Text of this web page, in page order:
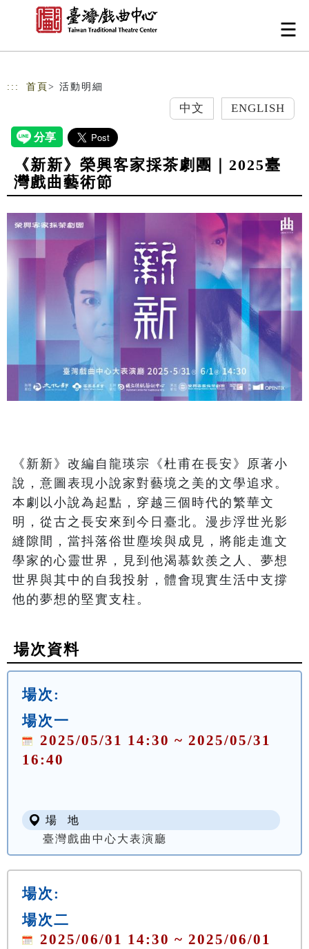
跳到主要內容
網站導覽
::: 首頁 > 活動明細
中文 ENGLISH
《新新》榮興客家採茶劇團｜2025臺
灣戲曲藝術節
《新新》改編自龍瑛宗《杜甫在長安》原著小
說，意圖表現小說家對藝境之美的文學追求。
本劇以小說為起點，穿越三個時代的繁華文
明，從古之長安來到今日臺北。漫步浮世光影
縫隙間，當抖落俗世塵埃與成見，將能走進文
學家的心靈世界，見到他渴慕欽羨之人、夢想
世界與其中的自我投射，體會現實生活中支撐
他的夢想的堅實支柱。
場次資料
場次:
場次一
2025/05/31 14:30 ~ 2025/05/31
16:40
場 地
臺灣戲曲中心大表演廳
場次:
場次二
2025/06/01 14:30 ~ 2025/06/01